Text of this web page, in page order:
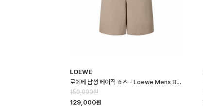
LOEWE
로에베 남성 베이직 쇼츠 - Loewe Mens Basic Shorts - loc16667…
159,000원
129,000원